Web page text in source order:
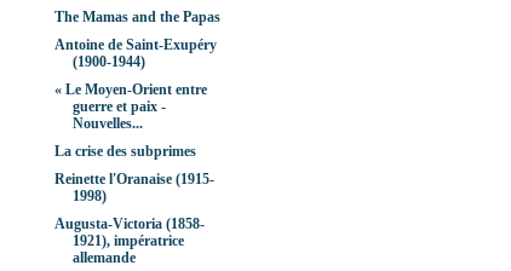
The Mamas and the Papas
Antoine de Saint-Exupéry
(1900-1944)
« Le Moyen-Orient entre
guerre et paix -
Nouvelles...
La crise des subprimes
Reinette l'Oranaise (1915-
1998)
Augusta-Victoria (1858-
1921), impératrice
allemande